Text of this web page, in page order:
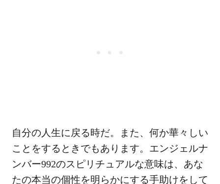
自分の人生に戻る時だ。また、何か華々しい
ことをするときでもあります。エンジェルナ
ンバー992のスピリチュアルな意味は、あな
たの本当の個性を明らかにする手助けをして